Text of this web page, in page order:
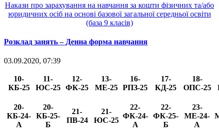
Накази про зарахування на навчання за кошти фізичних та/або
юридичних осіб на основі базової загальної середньої освіти
(база 9 класів)
Розклад занять – Денна форма навчання
03.09.2020, 07:39
10-
КБ-25
11-
ЮС-25
12-
ФК-25
13-
МЕ-25
16-
РПЗ-25
17-
КД-25
18-
ОПС-25
20-
КБ-24-
А
20-
КБ-25-
Б
21-
ПВ-24
21-
ЮС-25
22-
ФК-24-
А
22-
ФК-25-
Б
23-
МЕ-24-
А